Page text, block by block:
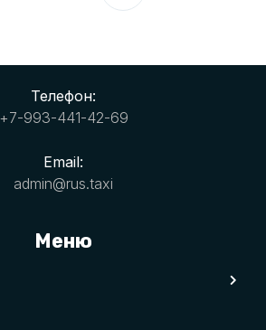
Телефон:
+7-993-441-42-69
Email:
admin@rus.taxi
Меню